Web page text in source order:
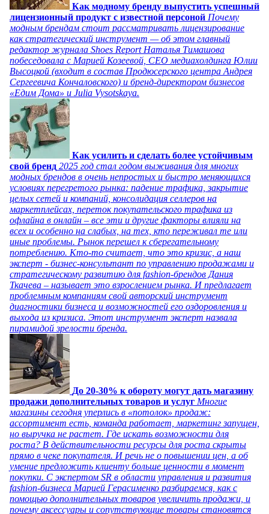
Как модному бренду выпустить успешный
лицензионный продукт с известной персоной Почему
модным брендам стоит рассматривать лицензирование
как стратегический инструмент — об этом главный
редактор журнала Shoes Report Наталья Тимашова
побеседовала с Марией Козеевой, СЕО медиахолдинга Юлии
Высоцкой (входит в состав Продюсерского центра Андрея
Сергеевича Кончаловского) и бренд-директором бизнесов
«Едим Дома» и Julia Vysotskaya.
Как усилить и сделать более устойчивым
свой бренд 2025 год стал годом выживания для многих
модных брендов в очень непростых и быстро меняющихся
условиях перегретого рынка: падение трафика, закрытие
целых сетей и компаний, консолидация селлеров на
маркетплейсах, переток покупательского трафика из
офлайна в онлайн – все эти и другие факторы влияли на
всех и особенно на слабых, на тех, кто переживал те или
иные проблемы. Рынок перешел к сберегательному
потреблению. Кто-то считает, что это кризис, а наш
эксперт - бизнес-консультант по управлению продажами и
стратегическому развитию для fashion-брендов Дания
Ткачева – называет это взрослением рынка. И предлагает
проблемным компаниям свой авторский инструмент
диагностики бизнеса и возможностей его оздоровления и
выхода из кризиса. Этот инструмент эксперт назвала
пирамидой зрелости бренда.
До 20-30% к обороту могут дать магазину
продажи дополнительных товаров и услуг Многие
магазины сегодня уперлись в «потолок» продаж:
ассортимент есть, команда работает, маркетинг запущен,
но выручка не растет. Где искать возможности для
роста? В действительности ресурсы для роста скрыты
прямо в чеке покупателя. И речь не о повышении цен, а об
умение предложить клиенту больше ценности в момент
покупки. С экспертом SR в области управления и развития
fashion-бизнеса Марией Герасименко разбираемся, как с
помощью дополнительных товаров увеличить продажи, и
почему аксессуары и сопутствующие товары становятся